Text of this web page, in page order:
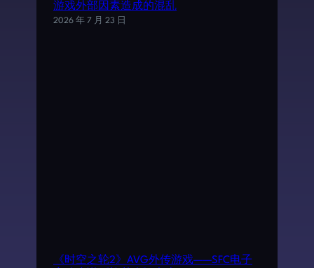
游戏外部因素造成的混乱
2026 年 7 月 23 日
《时空之轮2》AVG外传游戏——SFC电子